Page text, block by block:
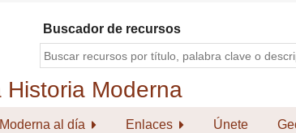
Buscador de recursos
al día Enlaces Únete